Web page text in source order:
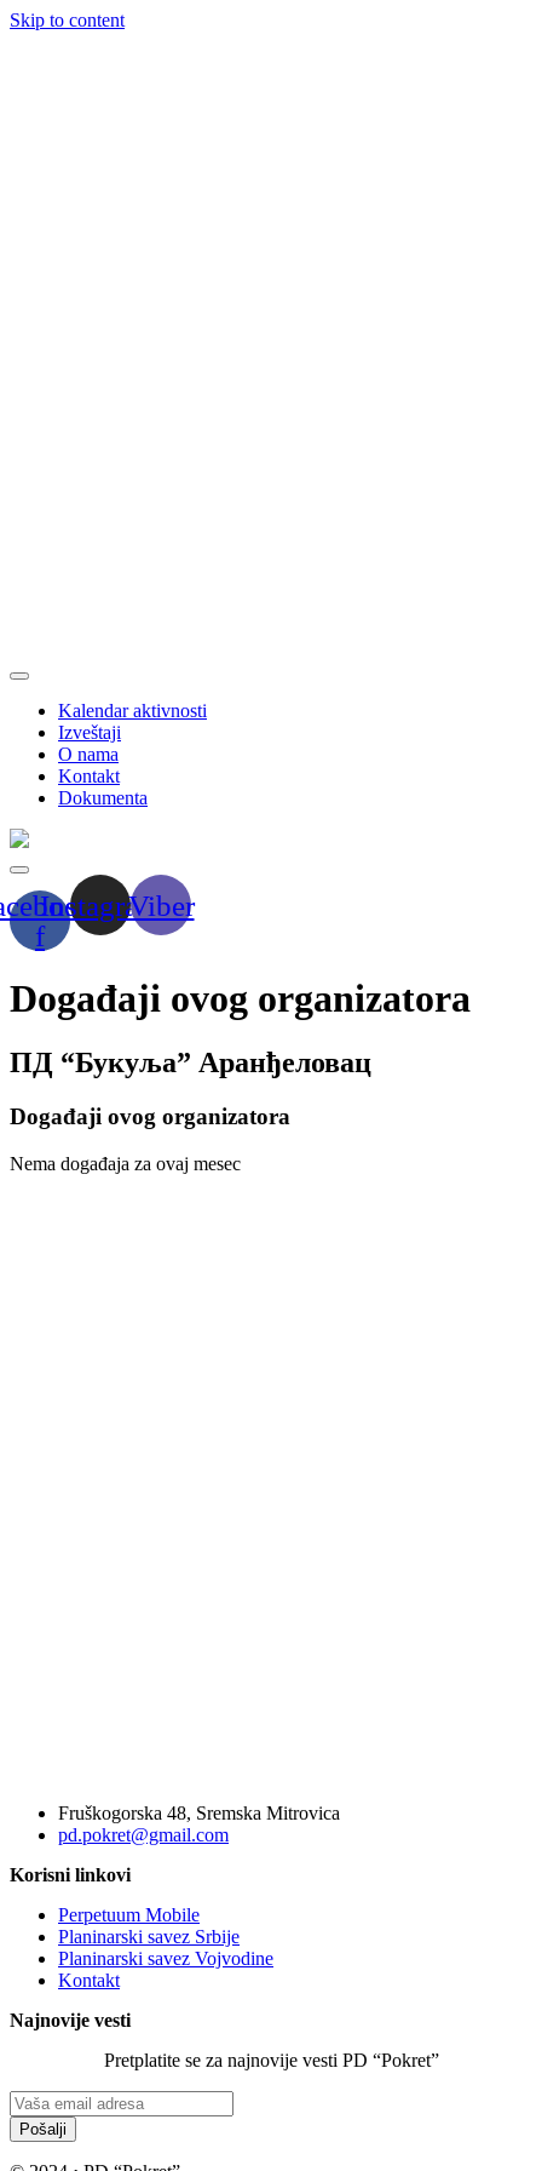
Skip to content
Kalendar aktivnosti
Izveštaji
O nama
Kontakt
Dokumenta
f
InstagramViber
Događaji ovog organizatora
ПД “Букуља” Аранђеловац
Događaji ovog organizatora
Nema događaja za ovaj mesec
Fruškogorska 48, Sremska Mitrovica
pd.pokret@gmail.com
Korisni linkovi
Perpetuum Mobile
Planinarski savez Srbije
Planinarski savez Vojvodine
Kontakt
Najnovije vesti
Pretplatite se za najnovije vesti PD “Pokret”
Pošalji